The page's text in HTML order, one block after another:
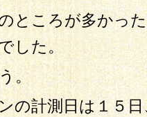
ところが多かっ
した。
。
の計測日は１５